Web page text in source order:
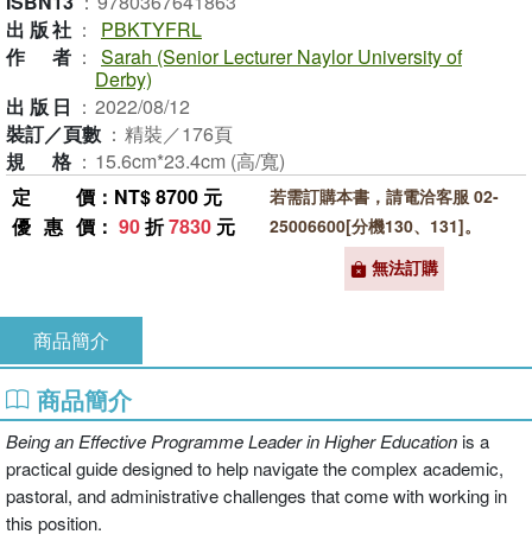
出版社 ：
PBKTYFRL
作者 ： Sarah (Senior Lecturer Naylor University of
Derby)
出版日 ： 2022/08/12
裝訂／頁數 ： 精裝／176頁
規格 ： 15.6cm*23.4cm (高/寬)
定價 ：NT$ 8700 元
優惠價 ： 90折7830 元
若需訂購本書，請電洽客服 02-
25006600[分機130、131]。
無法訂購
商品簡介
商品簡介
Being an Effective Programme Leaderin Higher Educationis a
practical guide designed to help navigate the complex academic,
pastoral, and administrative challenges that come with working in
this position.